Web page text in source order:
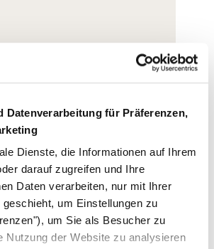
Datenverarbeitung für Präferenzen,
Dienste, die Informationen auf Ihrem
darauf zugreifen und Ihre
Daten verarbeiten, nur mit Ihrer
um Einstellungen zu
um Sie als Besucher zu
Nutzung der Website zu analysieren